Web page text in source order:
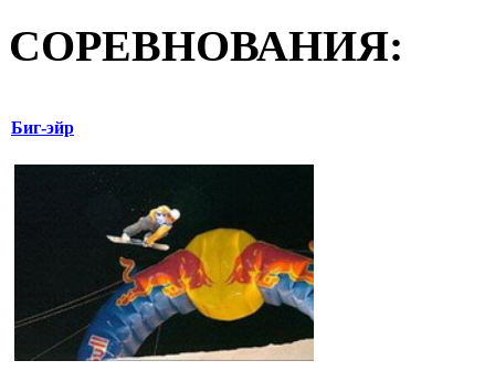
СОРЕВНОВАНИЯ:
Биг-эйр